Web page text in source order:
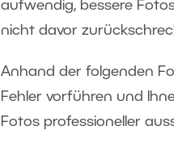
aufwendig, bessere
nicht davor
Anhand der folgenden
Fehler vorführen und
Fotos professioneller